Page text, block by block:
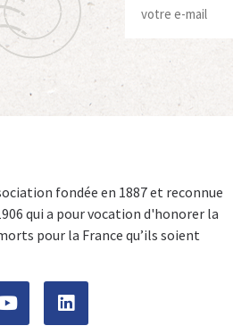
fondée en 1887 et reconnue
qui a pour vocation d'honorer la
pour la France qu’ils soient